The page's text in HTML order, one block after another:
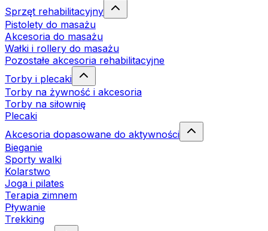
Sprzęt rehabilitacyjny
Pistolety do masażu
Akcesoria do masażu
Wałki i rollery do masażu
Pozostałe akcesoria rehabilitacyjne
Torby i plecaki
Torby na żywność i akcesoria
Torby na siłownię
Plecaki
Akcesoria dopasowane do aktywności
Bieganie
Sporty walki
Kolarstwo
Joga i pilates
Terapia zimnem
Pływanie
Trekking